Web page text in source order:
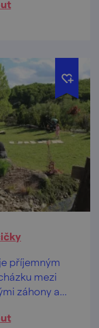
smysly, tohle
příjemným
mezi
záhony a